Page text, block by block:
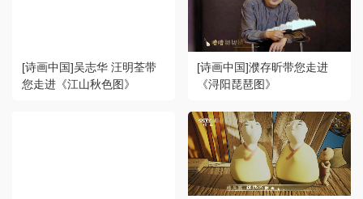
[诗画中国]吴志华 汪明荃带
您走进《江山秋色图》
[诗画中国]濮存昕带您走进
《浔阳琵琶图》